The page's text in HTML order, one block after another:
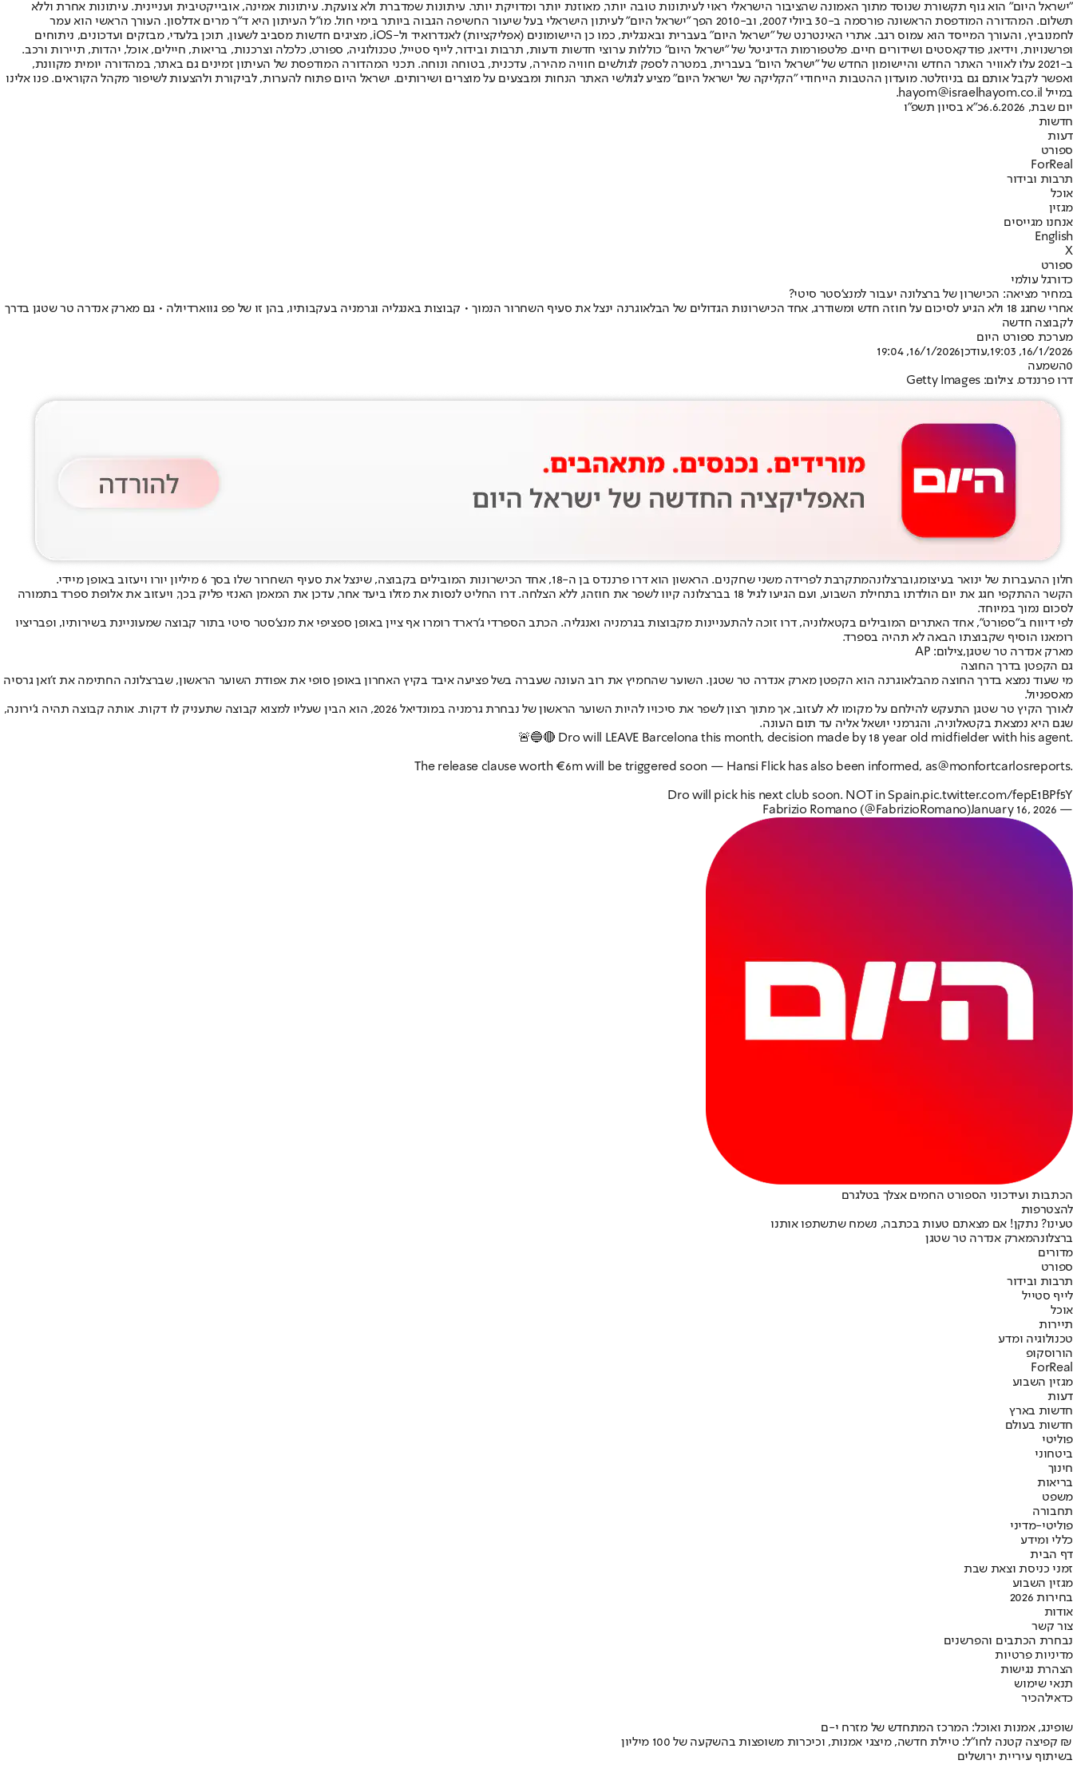
"ישראל היום" הוא גוף תקשורת שנוסד מתוך האמונה שהציבור הישראלי ראוי לעיתונות טובה יותר, מאוזנת יותר ומדויקת יותר. עיתונות שמדברת ולא צועקת. עיתונות אמינה, אובייקטיבית ועניינית. עיתונות אחרת וללא
תשלום. המהדורה המודפסת הראשונה פורסמה ב-30 ביולי 2007, וב-2010 הפך "ישראל היום" לעיתון הישראלי בעל שיעור החשיפה הגבוה ביותר בימי חול. מו"ל העיתון היא ד"ר מרים אדלסון. העורך הראשי הוא עמר
לחמנוביץ, והעורך המייסד הוא עמוס רגב. אתרי האינטרנט של "ישראל היום" בעברית ובאנגלית, כמו כן היישומונים (אפליקציות) לאנדרואיד ול-iOS, מציגים חדשות מסביב לשעון, תוכן בלעדי, מבזקים ועדכונים, ניתוחים
ופרשנויות, וידיאו, פודקאסטים ושידורים חיים. פלטפורמות הדיגיטל של "ישראל היום" כוללות ערוצי חדשות ודעות, תרבות ובידור, לייף סטייל, טכנולוגיה, ספורט, כלכלה וצרכנות, בריאות, חיילים, אוכל, יהדות, תיירות ורכב.
ב-2021 עלו לאוויר האתר החדש והיישומון החדש של "ישראל היום" בעברית, במטרה לספק לגולשים חוויה מהירה, עדכנית, בטוחה ונוחה. תכני המהדורה המודפסת של העיתון זמינים גם באתר, במהדורה יומית מקוונת,
ואפשר לקבל אותם גם בניוזלטר. מועדון ההטבות הייחודי "הקליקה של ישראל היום" מציע לגולשי האתר הנחות ומבצעים על מוצרים ושירותים. ישראל היום פתוח להערות, לביקורת ולהצעות לשיפור מקהל הקוראים. פנו אלינו
במייל hayom@israelhayom.co.il.
יום שבת, 6.6.2026
כ"א בסיון תשפ"ו
חדשות
דעות
ספורט
ForReal
תרבות ובידור
אוכל
מגזין
אנחנו מגייסים
English
X
ספורט
כדורגל עולמי
במחיר מציאה: הכישרון של ברצלונה יעבור למנצ'סטר סיטי?
אחרי שחגג 18 ולא הגיע לסיכום על חוזה חדש ומשודרג, אחד הכישרונות הגדולים של הבלאוגרנה ינצל את סעיף השחרור הנמוך • קבוצות באנגליה וגרמניה בעקבותיו, בהן זו של פפ גווארדיולה • גם מארק אנדרה טר שטגן בדרך
לקבוצה חדשה
מערכת ספורט היום
16/1/2026, 19:03
,עודכן16/1/2026, 19:04
0השמעה
דרו פרננדס. צילום: Getty Images
חלון ההעברות של ינואר בעיצומו,וברצלונהמתקרבת לפרידה משני שחקנים. הראשון הוא דרו פרננדס בן ה-18, אחד הכישרונות המובילים בקבוצה, שינצל את סעיף השחרור שלו בסך 6 מיליון יורו ויעזוב באופן מיידי.
הקשר ההתקפי חגג את יום הולדתו בתחילת השבוע, ועם הגיעו לגיל 18 בברצלונה קיוו לשפר את חוזהו, ללא הצלחה. דרו החליט לנסות את מזלו ביעד אחר, עדכן את המאמן האנזי פליק בכך, ויעזוב את אלופת ספרד בתמורה
לסכום נמוך במיוחד.
לפי דיווח ב"ספורט", אחד האתרים המובילים בקטאלוניה, דרו זוכה להתעניינות מקבוצות בגרמניה ואנגליה. הכתב הספרדי ג'רארד רומרו אף ציין באופן ספציפי את מנצ'סטר סיטי בתור קבוצה שמעוניינת בשירותיו, ופבריציו
רומאנו הוסיף שקבוצתו הבאה לא תהיה בספרד.
מארק אנדרה טר שטגן,צילום: AP
גם הקפטן בדרך החוצה
מי שעוד נמצא בדרך החוצה מהבלאוגרנה הוא הקפטן מארק אנדרה טר שטגן. השוער שהחמיץ את רוב העונה שעברה בשל פציעה איבד בקיץ האחרון באופן סופי את אפודת השוער הראשון, שברצלונה החתימה את ז'ואן גרסיה
מאספניול.
לאורך הקיץ טר שטגן התעקש להילחם על מקומו לא לעזוב, אך מתוך רצון לשפר את סיכויו להיות השוער הראשון של נבחרת גרמניה במונדיאל 2026, הוא הבין שעליו למצוא קבוצה שתעניק לו דקות. אותה קבוצה תהיה ג'ירונה,
שגם היא נמצאת בקטאלוניה, והגרמני יושאל אליה עד תום העונה.
🚨🔵🔴 Dro will LEAVE Barcelona this month, decision made by 18 year old midfielder with his agent.
The release clause worth €6m will be triggered soon — Hansi Flick has also been informed, as@monfortcarlosreports.
Dro will pick his next club soon. NOT in Spain.pic.twitter.com/fepE1BPf5Y
— Fabrizio Romano (@FabrizioRomano)
January 16, 2026
הכתבות ועידכוני הספורט החמים אצלך בטלגרם
להצטרפות
טעינו? נתקן! אם מצאתם טעות בכתבה, נשמח שתשתפו אותנו
ברצלונהמארק אנדרה טר שטגן
מדורים
ספורט
תרבות ובידור
לייף סטייל
אוכל
תיירות
טכנולוגיה ומדע
הורוסקופ
ForReal
מגזין השבוע
דעות
חדשות בארץ
חדשות בעולם
פוליטי
ביטחוני
חינוך
בריאות
משפט
תחבורה
פוליטי-מדיני
כללי ומידע
דף הבית
זמני כניסת וצאת שבת
מגזין השבוע
בחירות 2026
אודות
צור קשר
נבחרת הכתבים והפרשנים
מדיניות פרטיות
הצהרת נגישות
תנאי שימוש
כדאילהכיר
שופינג, אמנות ואוכל: המרכז המתחדש של מזרח י-ם
קפיצה קטנה לחו"ל: טיילת חדשה, מיצגי אמנות, וכיכרות משופצות בהשקעה של 100 מיליון ₪
בשיתוף עיריית ירושלים